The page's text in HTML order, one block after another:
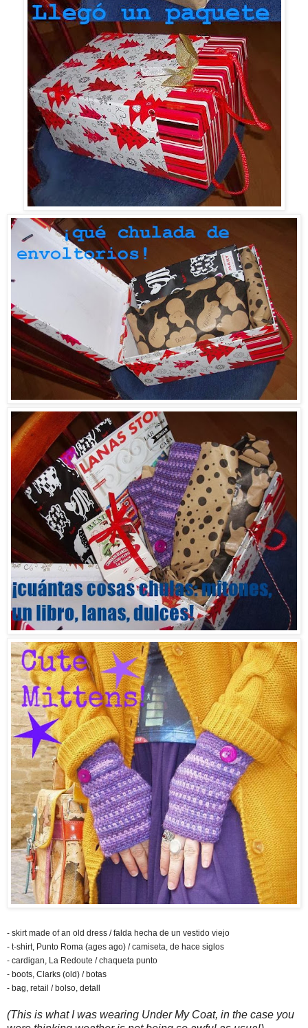
- skirt made of an old dress / falda hecha de un vestido viejo
- t-shirt, Punto Roma (ages ago) / camiseta, de hace siglos
- cardigan, La Redoute / chaqueta punto
- boots, Clarks (old) / botas
- bag, retail / bolso, detall
(This is what I was wearing Under My Coat, in the case you